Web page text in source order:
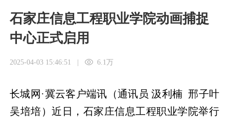
石家庄信息工程职业学院动画捕捉
中心正式启用
2025-04-03 15:46:51 | 6.1万
长城网·冀云客户端讯（通讯员 汲利楠 邢子叶
吴培培）近日，石家庄信息工程职业学院举行